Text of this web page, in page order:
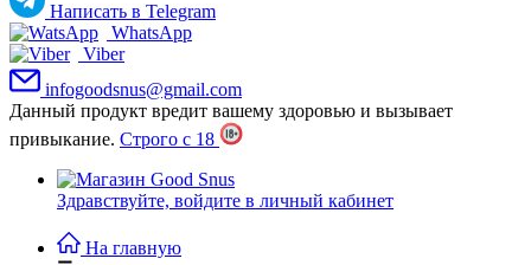
Написать в Telegram
WhatsApp
Viber
infogoodsnus@gmail.com
Данный продукт вредит вашему здоровью и вызывает
привыкание. Строго с 18
Здравствуйте, войдите в личный кабинет
На главную